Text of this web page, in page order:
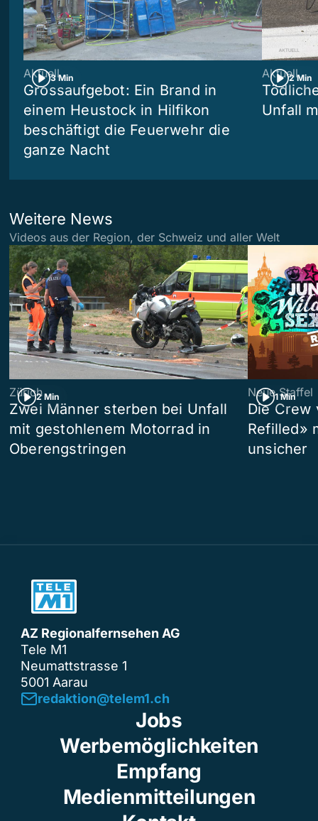
3 Min
Aktuell
Grossaufgebot: Ein Brand in
einem Heustock in Hilfikon
beschäftigt die Feuerwehr die
ganze Nacht
2 Min
Aktuell
Unfall
Weitere News
Videos aus der Region, der Schweiz und aller Welt
2 Min
Zürich
Zwei Männer sterben bei Unfall
mit gestohlenem Motorrad in
Oberengstringen
1 Min
Neue Staffel
Die Crew
Refilled»
unsicher
AZ Regionalfernsehen AG
Tele M1
Neumattstrasse 1
5001 Aarau
redaktion@telem1.ch
Jobs
Werbemöglichkeiten
Empfang
Medienmitteilungen